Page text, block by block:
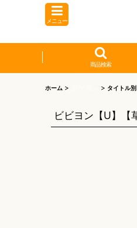
メニュー
商品検索
ホーム > > タイトル別
ビビヨン【U】【